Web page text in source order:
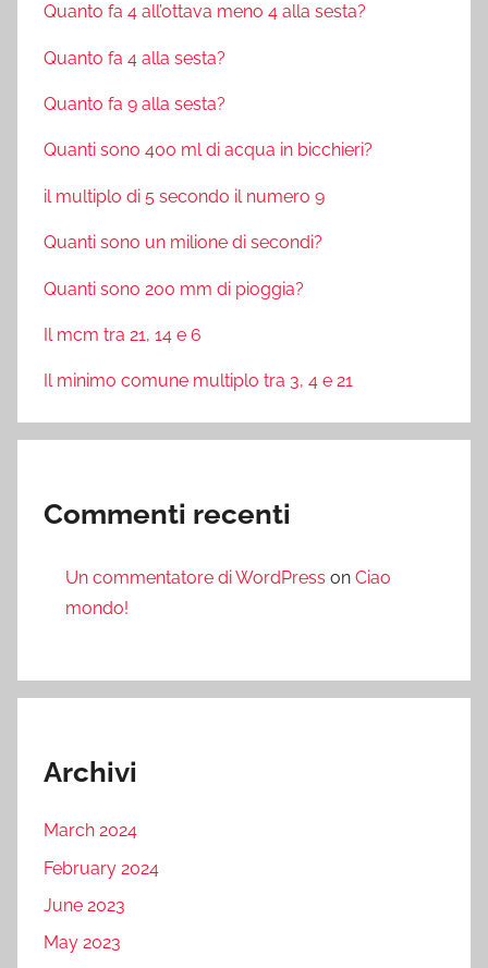
Quanto fa 4 all’ottava meno 4 alla sesta?
Quanto fa 4 alla sesta?
Quanto fa 9 alla sesta?
Quanti sono 400 ml di acqua in bicchieri?
il multiplo di 5 secondo il numero 9
Quanti sono un milione di secondi?
Quanti sono 200 mm di pioggia?
Il mcm tra 21, 14 e 6
Il minimo comune multiplo tra 3, 4 e 21
Commenti recenti
Un commentatore di WordPress on Ciao
mondo!
Archivi
March 2024
February 2024
June 2023
May 2023